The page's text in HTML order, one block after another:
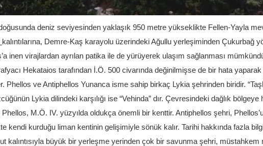
deniz seviyesinden yaklaşık 950 metre yükseklikte Fellen-Yayla
kalıntılarına, Demre-Kaş karayolu üzerindeki Ağullu yerleşiminden Çukurbağ
inen virajlardan ayrılan patika ile de yürüyerek ulaşım sağlanması
Hekataios tarafından İ.Ö. 500 civarında değinilmişse de bir hata
Phellos ve Antiphellos Yunanca isme sahip birkaç Lykia şehrinden biridir.
Lykia dilindeki karşılığı ise “Vehinda” dır. Çevresindeki dağlık bölgeye
M.Ö. IV. yüzyılda oldukça önemli bir kenttir. Antiphellos şehri,
kendi kurduğu liman kentinin gelişimiyle sönük kalır. Tarihi hakkında fazla
kalıntısıyla büyük bir yerleşme yerinden çok bir savunma şehri, müstahkem